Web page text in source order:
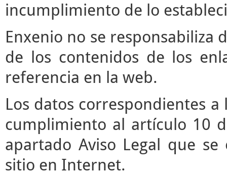
incumplimiento de lo
Enxenio no se responsabiliza
de los contenidos de los
referencia en la web.
Los datos correspondientes
cumplimiento al artículo 10
apartado Aviso Legal que
sitio en Internet.